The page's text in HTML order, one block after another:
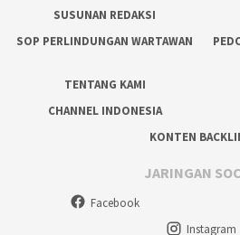
SUSUNAN REDAKSI
SOP PERLINDUNGAN WARTAWAN
TENTANG KAMI
CHANNEL INDONESIA
KONTEN
JARINGAN
Facebook
Instagram